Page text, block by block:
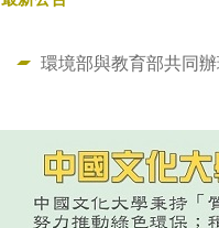
環境部與教育部共同